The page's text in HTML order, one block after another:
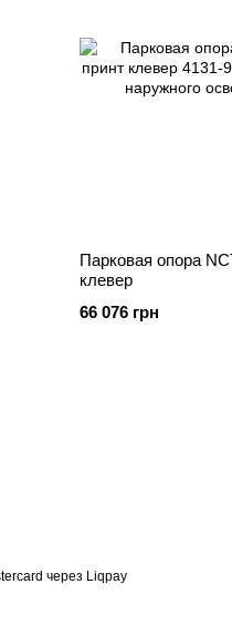
Парковая опора
клевер
66 076 грн